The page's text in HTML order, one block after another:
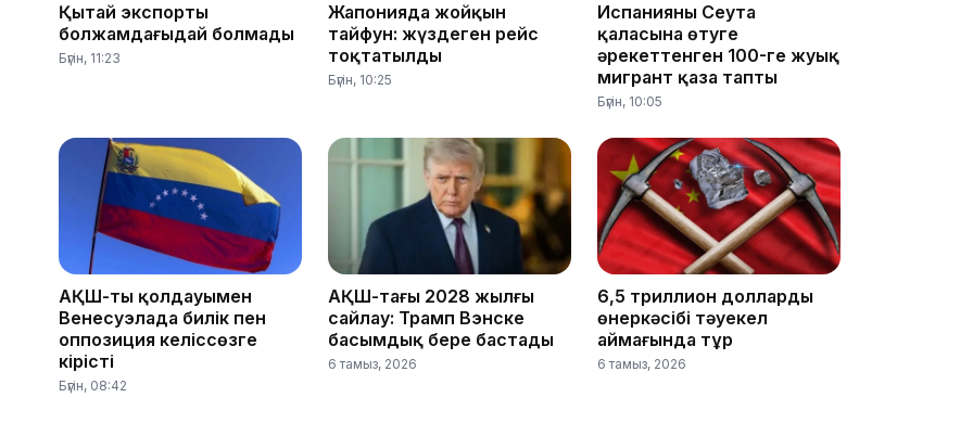
Қытай экспорты
болжамдағыдай болмады
Бүгін, 11:23
Жапонияда жойқын
тайфун: жүздеген рейс
тоқтатылды
Бүгін, 10:25
Испанияның Сеута
қаласына өтуге
әрекеттенген 100-ге жуық
мигрант қаза тапты
Бүгін, 10:05
АҚШ-тың қолдауымен
Венесуэлада билік пен
оппозиция келіссөзге
кірісті
Бүгін, 08:42
АҚШ-тағы 2028 жылғы
сайлау: Трамп Вэнске
басымдық бере бастады
6 тамыз, 2026
6,5 триллион доллардың
өнеркәсібі тәуекел
аймағында тұр
6 тамыз, 2026